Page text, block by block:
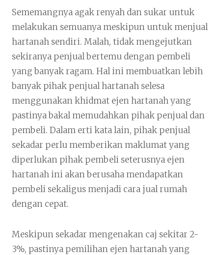
Sememangnya agak renyah dan sukar untuk
melakukan semuanya meskipun untuk menjual
hartanah sendiri. Malah, tidak mengejutkan
sekiranya penjual bertemu dengan pembeli
yang banyak ragam. Hal ini membuatkan lebih
banyak pihak penjual hartanah selesa
menggunakan khidmat ejen hartanah yang
pastinya bakal memudahkan pihak penjual dan
pembeli. Dalam erti kata lain, pihak penjual
sekadar perlu memberikan maklumat yang
diperlukan pihak pembeli seterusnya ejen
hartanah ini akan berusaha mendapatkan
pembeli sekaligus menjadi cara jual rumah
dengan cepat.
Meskipun sekadar mengenakan caj sekitar 2-
3%, pastinya pemilihan ejen hartanah yang